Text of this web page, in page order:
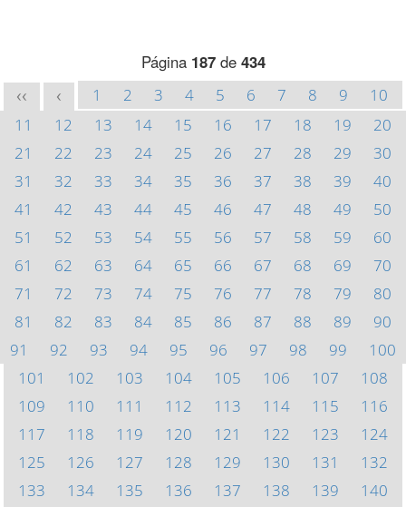
Página 187de 434
<< < 1 2 3 4 5 6 7 8 9
10
11
12 13 14 15 16 17 18 19
20
21
22 23 24 25 26 27 28 29
30
31
32 33 34 35 36 37 38 39
40
41
42 43 44 45 46 47 48 49
50
51
52 53 54 55 56 57 58 59
60
61
62 63 64 65 66 67 68 69
70
71
72 73 74 75 76 77 78 79
80
81
82 83 84 85 86 87 88 89
90
91
92 93 94 95 96 97 98 99
100
101
102 103 104 105 106 107
108
109
110 111 112 113 114 115
116
117
118 119 120 121 122 123
124
125
126 127 128 129 130 131
132
133
134 135 136 137 138 139
140